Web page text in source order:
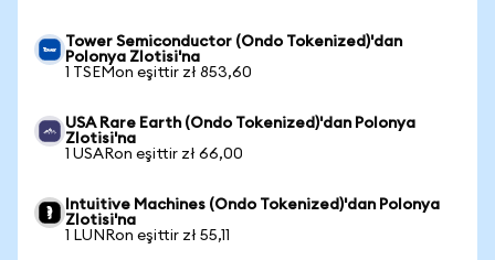
Tower Semiconductor (Ondo Tokenized)'dan
Polonya Zlotisi'na
1 TSEMon eşittir zł 853,60
USA Rare Earth (Ondo Tokenized)'dan Polonya
Zlotisi'na
1 USARon eşittir zł 66,00
Intuitive Machines (Ondo Tokenized)'dan Polonya
Zlotisi'na
1 LUNRon eşittir zł 55,11